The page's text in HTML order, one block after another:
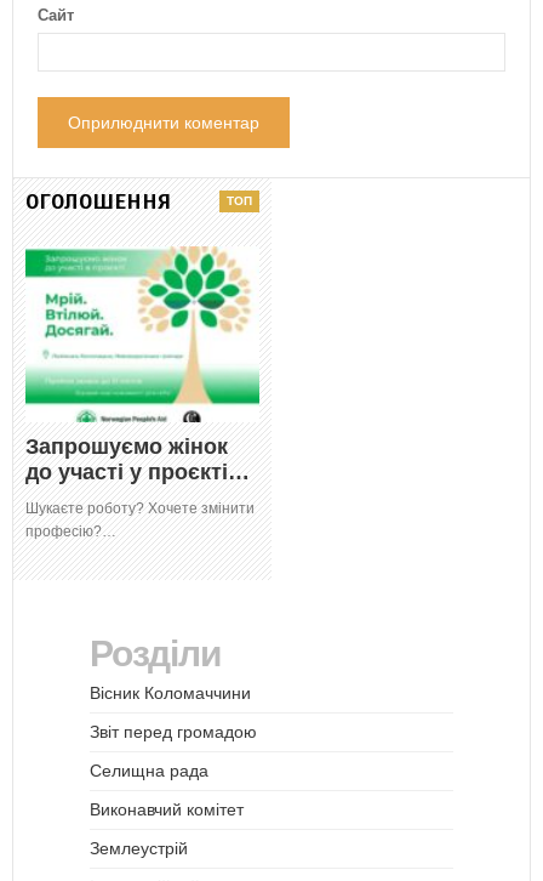
Сайт
ОГОЛОШЕННЯ
Запрошуємо жінок
до участі у проєкті…
Шукаєте роботу? Хочете змінити
професію?…
Розділи
Вісник Коломаччини
Звіт перед громадою
Селищна рада
Виконавчий комітет
Землеустрій